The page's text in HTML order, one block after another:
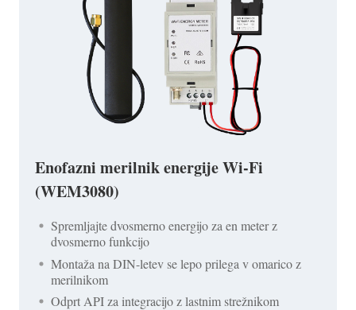
Enofazni merilnik energije Wi-Fi
(WEM3080)
Spremljajte dvosmerno energijo za en meter z
dvosmerno funkcijo
Montaža na DIN-letev se lepo prilega v omarico z
merilnikom
Odprt API za integracijo z lastnim strežnikom